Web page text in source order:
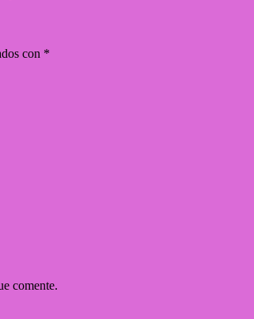
con *
comente.